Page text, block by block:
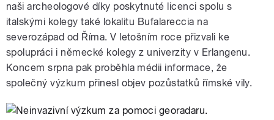
naši archeologové díky poskytnuté licenci spolu s
italskými kolegy také lokalitu Bufalareccia na
severozápad od Říma. V letošním roce přizvali ke
spolupráci i německé kolegy z univerzity v Erlangenu.
Koncem srpna pak proběhla médii informace, že
společný výzkum přinesl objev pozůstatků římské vily.